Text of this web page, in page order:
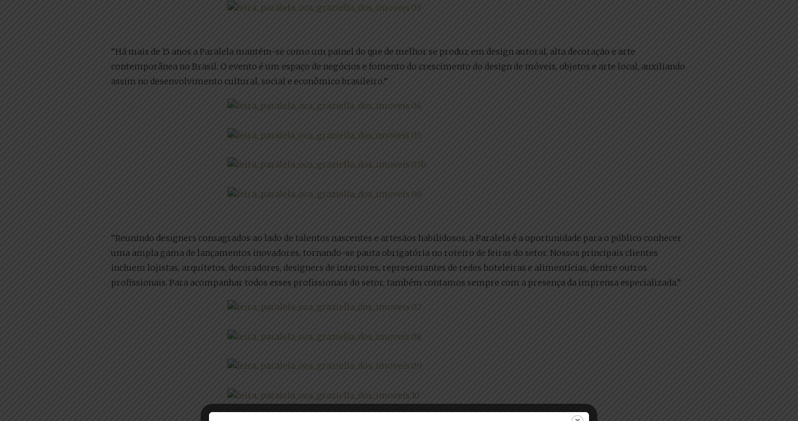
“Há mais de 15 anos a Paralela mantém-se como um painel do que de melhor se produz em design autoral, alta decoração e arte
contemporânea no Brasil. O evento é um espaço de negócios e fomento do crescimento do design de móveis, objetos e arte local, auxiliando
assim no desenvolvimento cultural, social e econômico brasileiro.”
“Reunindo designers consagrados ao lado de talentos nascentes e artesãos habilidosos, a Paralela é a oportunidade para o público conhecer
uma ampla gama de lançamentos inovadores, tornando-se pauta obrigatória no roteiro de feiras do setor. Nossos principais clientes
incluem lojistas, arquitetos, decoradores, designers de interiores, representantes de redes hoteleiras e alimentícias, dentre outros
profissionais. Para acompanhar todos esses profissionais do setor, também contamos sempre com a presença da imprensa especializada.”